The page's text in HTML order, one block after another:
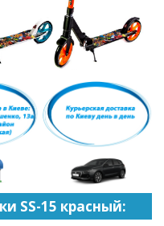
SS-15 красный: